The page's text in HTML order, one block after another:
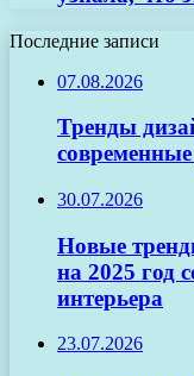
Последние записи
07.08.2026
Тренды
30.07.2026
Новые
на 2025 год
интерьера
23.07.2026